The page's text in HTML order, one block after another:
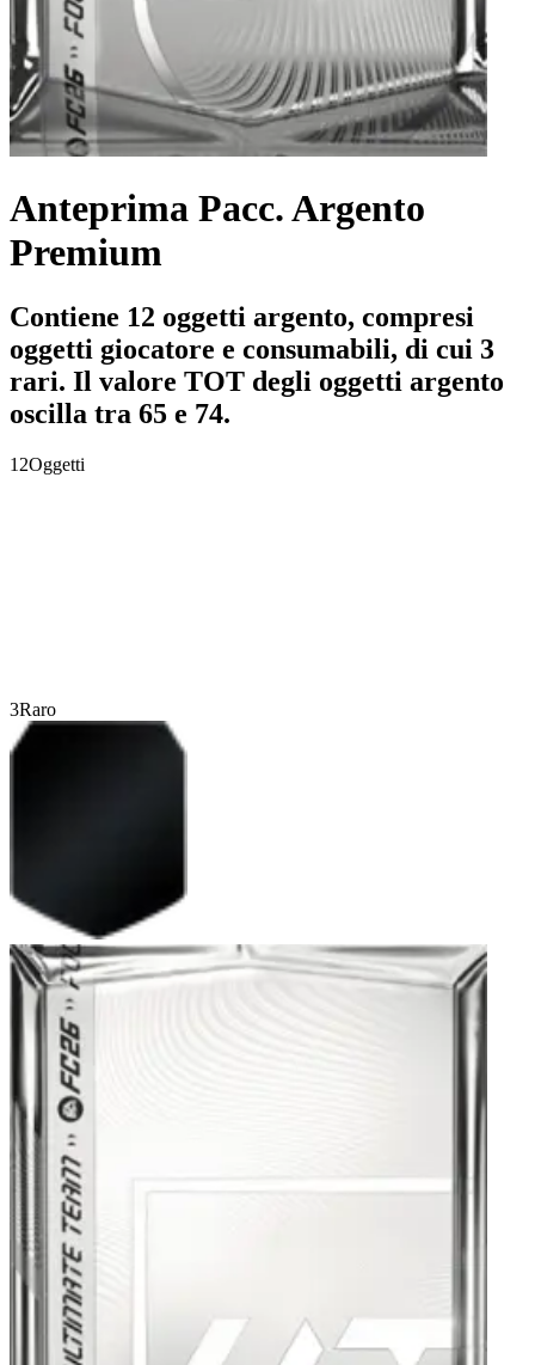
Anteprima Pacc. Argento
Premium
Contiene 12 oggetti argento, compresi
oggetti giocatore e consumabili, di cui 3
rari. Il valore TOT degli oggetti argento
oscilla tra 65 e 74.
12Oggetti
3Raro